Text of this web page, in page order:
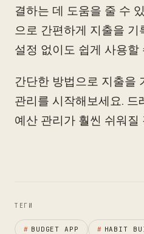
결하는 데 도움을 줄 수
으로 간편하게 지출을
설정 없이도 쉽게 사용할
간단한 방법으로 지출을
관리를 시작해보세요. 드
예산 관리가 훨씬 쉬워질
ТЕГИ
# BUDGET APP # HABIT